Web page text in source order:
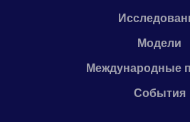
Модели
Международные
События